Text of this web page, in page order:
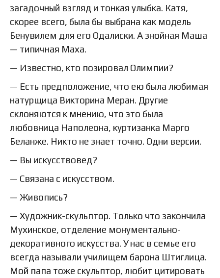
загадочный взгляд и тонкая улыбка. Катя,
скорее всего, была бы выбрана как модель
Бенувилем для его Одалиски. А знойная Маша
— типичная Маха.
— Известно, кто позировал Олимпии?
— Есть предположение, что ею была любимая
натурщица Викторина Меран. Другие
склоняются к мнению, что это была
любовница Наполеона, куртизанка Марго
Беланже. Никто не знает точно. Одни версии.
— Вы искусствовед?
— Связана с искусством.
— Живопись?
— Художник-скульптор. Только что закончила
Мухинское, отделение монументально-
декоративного искусства. У нас в семье его
всегда называли училищем барона Штиглица.
Мой папа тоже скульптор, любит цитировать